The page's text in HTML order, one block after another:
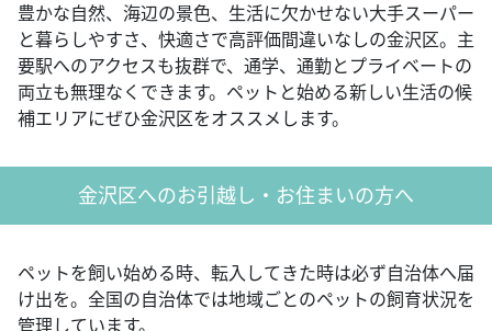
豊かな自然、海辺の景色、生活に欠かせない大手スーパー
と暮らしやすさ、快適さで高評価間違いなしの金沢区。主
要駅へのアクセスも抜群で、通学、通勤とプライベートの
両立も無理なくできます。ペットと始める新しい生活の候
補エリアにぜひ金沢区をオススメします。
金沢区へのお引越し・お住まいの方へ
ペットを飼い始める時、転入してきた時は必ず自治体へ届
け出を。全国の自治体では地域ごとのペットの飼育状況を
管理しています。